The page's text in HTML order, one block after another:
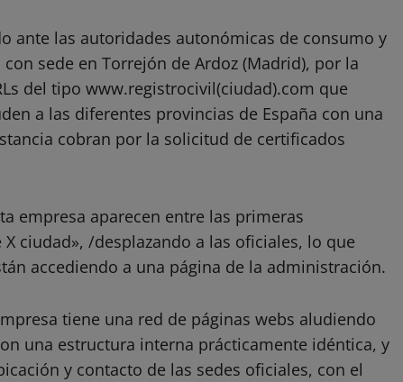
ante las autoridades autonómicas de consumo y
sede en Torrejón de Ardoz (Madrid), por la
del tipo www.registrocivil(ciudad).com que
a las diferentes provincias de España con una
cobran por la solicitud de certificados
empresa aparecen entre las primeras
ciudad», /desplazando a las oficiales, lo que
accediendo a una página de la administración.
tiene una red de páginas webs aludiendo
una estructura interna prácticamente idéntica, y
y contacto de las sedes oficiales, con el